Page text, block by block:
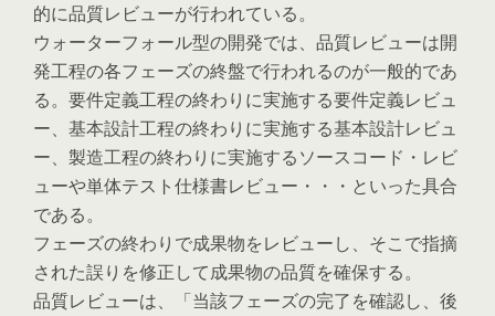
的に品質レビューが行われている。
ウォーターフォール型の開発では、品質レビューは開
発工程の各フェーズの終盤で行われるのが一般的であ
る。要件定義工程の終わりに実施する要件定義レビュ
ー、基本設計工程の終わりに実施する基本設計レビュ
ー、製造工程の終わりに実施するソースコード・レビ
ューや単体テスト仕様書レビュー・・・といった具合
である。
フェーズの終わりで成果物をレビューし、そこで指摘
された誤りを修正して成果物の品質を確保する。
品質レビューは、「当該フェーズの完了を確認し、後